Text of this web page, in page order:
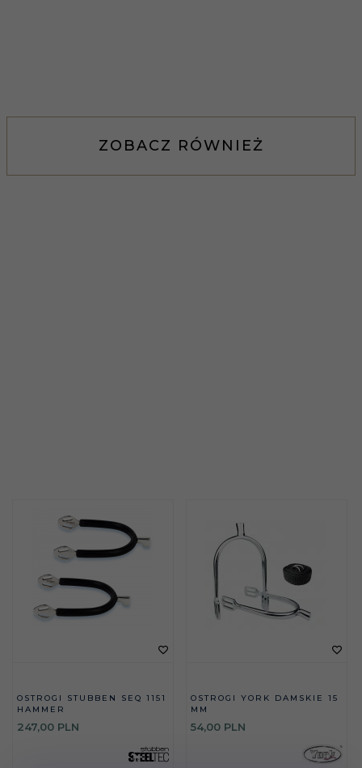
ZOBACZ RÓWNIEŻ
OSTROGI STUBBEN SEQ 1151
HAMMER
247,00 PLN
OSTROGI YORK DAMSKIE 15
MM
54,00 PLN